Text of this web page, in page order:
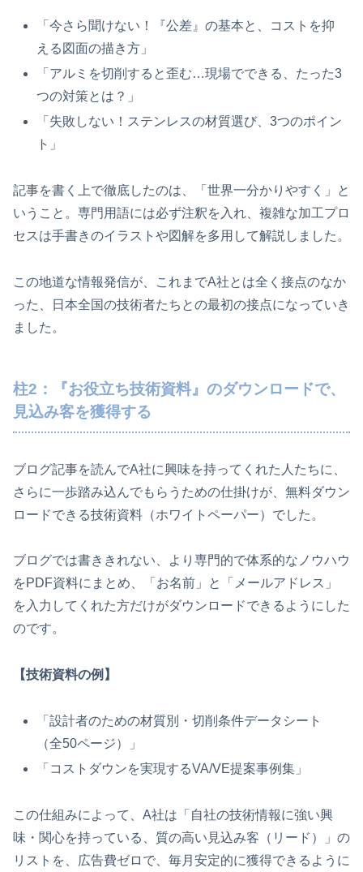
「今さら聞けない！『公差』の基本と、コストを抑
える図面の描き方」
「アルミを切削すると歪む…現場でできる、たった3
つの対策とは？」
「失敗しない！ステンレスの材質選び、3つのポイン
ト」
記事を書く上で徹底したのは、「世界一分かりやすく」と
いうこと。専門用語には必ず注釈を入れ、複雑な加工プロ
セスは手書きのイラストや図解を多用して解説しました。
この地道な情報発信が、これまでA社とは全く接点のなか
った、日本全国の技術者たちとの最初の接点になっていき
ました。
柱2：『お役立ち技術資料』のダウンロードで、
見込み客を獲得する
ブログ記事を読んでA社に興味を持ってくれた人たちに、
さらに一歩踏み込んでもらうための仕掛けが、無料ダウン
ロードできる技術資料（ホワイトペーパー）でした。
ブログでは書ききれない、より専門的で体系的なノウハウ
をPDF資料にまとめ、「お名前」と「メールアドレス」
を入力してくれた方だけがダウンロードできるようにした
のです。
【技術資料の例】
「設計者のための材質別・切削条件データシート
（全50ページ）」
「コストダウンを実現するVA/VE提案事例集」
この仕組みによって、A社は「自社の技術情報に強い興
味・関心を持っている、質の高い見込み客（リード）」の
リストを、広告費ゼロで、毎月安定的に獲得できるように